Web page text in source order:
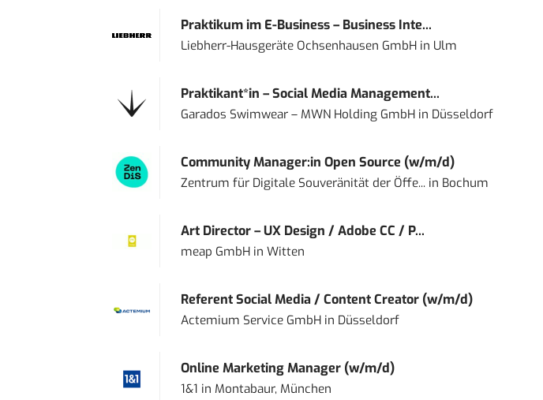
Praktikum im E-Business – Business Inte...
Liebherr-Hausgeräte Ochsenhausen GmbHin Ulm
Praktikant*in – Social Media Management...
Garados Swimwear – MWN Holding GmbHin Düsseldorf
Community Manager:in Open Source (w/m/d)
Zentrum für Digitale Souveränität der Öffe...in Bochum
Art Director – UX Design / Adobe CC / P...
meap GmbHin Witten
Referent Social Media / Content Creator (w/m/d)
Actemium Service GmbHin Düsseldorf
Online Marketing Manager (w/m/d)
1&1 in Montabaur, München